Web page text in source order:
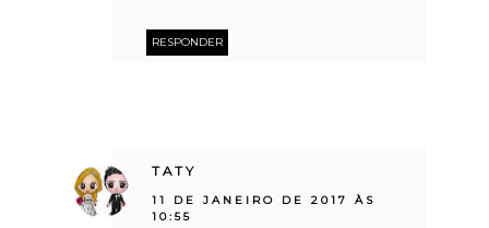
RESPONDER
TATY
11 DE JANEIRO DE 2017 ÀS
10:55